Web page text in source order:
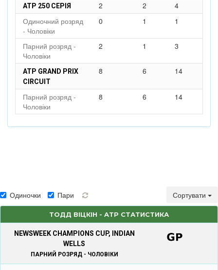
ATP 250 СЕРІЯ 2 2
4
Одиночний розряд
- Чоловіки
0 1 1
Парний розряд -
Чоловіки
2 1 3
ATP GRAND PRIX
CIRCUIT
8 6 14
Парний розряд -
Чоловіки
8 6 14
Одиночки Пари Сортувати
ТОДД ВІЦКІН - ATP СТАТИСТИКА
NEWSWEEK CHAMPIONS CUP, INDIAN
WELLS
ПАРНИЙ РОЗРЯД - ЧОЛОВІКИ